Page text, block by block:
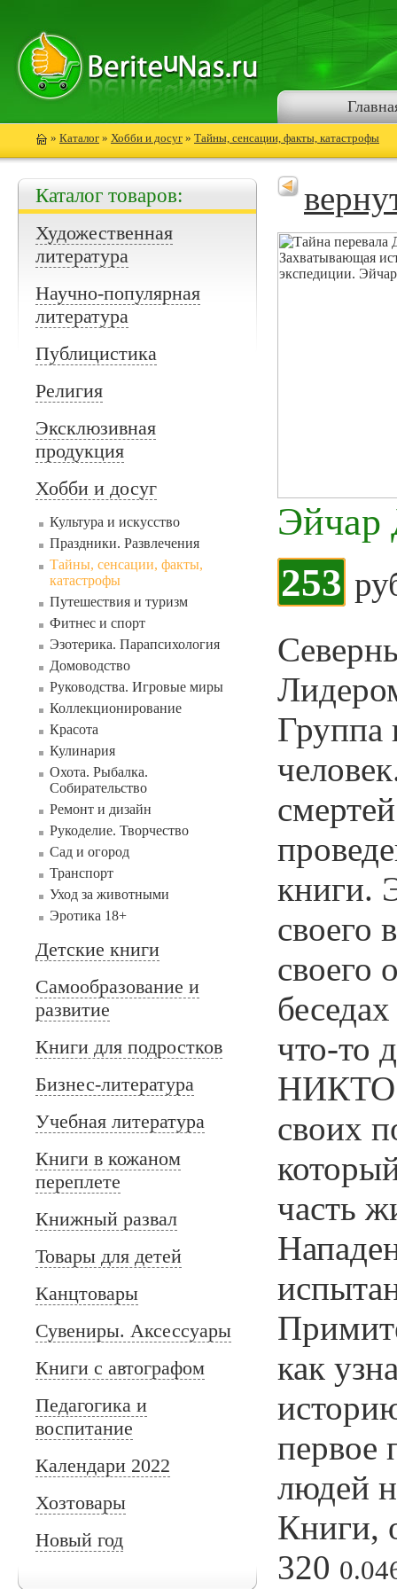
» Каталог » Хобби и досуг » Тайны, сенсации, факты, катастрофы
Каталог товаров:
Художественная
литература
Научно-популярная
литература
Публицистика
Религия
Эксклюзивная
продукция
Хобби и досуг
Культура и искусство
Праздники. Развлечения
Тайны, сенсации, факты,
катастрофы
Путешествия и туризм
Фитнес и спорт
Эзотерика. Парапсихология
Домоводство
Руководства. Игровые миры
Коллекционирование
Красота
Кулинария
Охота. Рыбалка.
Собирательство
Ремонт и дизайн
Рукоделие. Творчество
Сад и огород
Транспорт
Уход за животными
Эротика 18+
Детские книги
Самообразование и
развитие
Книги для подростков
Бизнес-литература
Учебная литература
Книги в кожаном
переплете
Книжный развал
Товары для детей
Канцтовары
Сувениры. Аксессуары
Книги с автографом
Педагогика и
воспитание
Календари 2022
Хозтовары
Новый год
Эйчар
253
Группа
книги.
своего
своего
что-то
НИКТО
своих
часть
как
первое
людей
Книги,
320